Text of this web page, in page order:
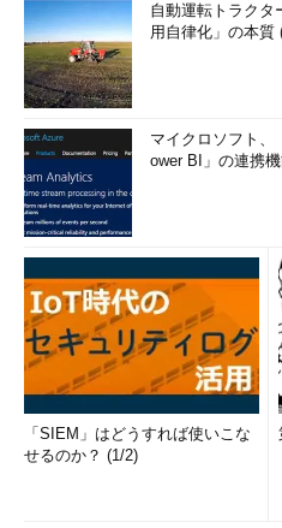
自動運転トラクタ
用自律化」の本質
マイクロソフト
ower BI」の連携
「SIEM」はどうすれば使いこな
せるのか？ (1/2)